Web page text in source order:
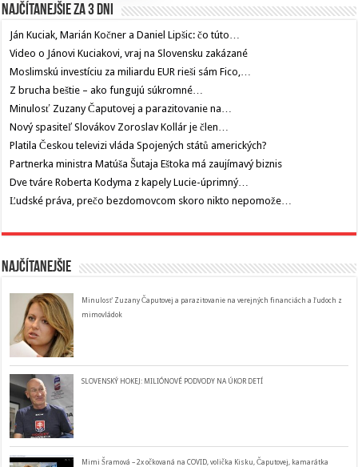
Najčítanejšie za 3 dni
Ján Kuciak, Marián Kočner a Daniel Lipšic: čo túto…
Video o Jánovi Kuciakovi, vraj na Slovensku zakázané
Moslimskú investíciu za miliardu EUR rieši sám Fico,…
Z brucha beštie – ako fungujú súkromné…
Minulosť Zuzany Čaputovej a parazitovanie na…
Nový spasiteľ Slovákov Zoroslav Kollár je člen…
Platila Českou televizi vláda Spojených států amerických?
Partnerka ministra Matúša Šutaja Eštoka má zaujímavý biznis
Dve tváre Roberta Kodyma z kapely Lucie-úprimný…
Ľudské práva, prečo bezdomovcom skoro nikto nepomože…
Najčítanejšie
Minulosť Zuzany Čaputovej a parazitovanie na verejných financiách a ľudoch z
mimovládok
SLOVENSKÝ HOKEJ: MILIÓNOVÉ PODVODY NA ÚKOR DETÍ
Mimi Šramová – 2x očkovaná na COVID, volička Kisku, Čaputovej, kamarátka